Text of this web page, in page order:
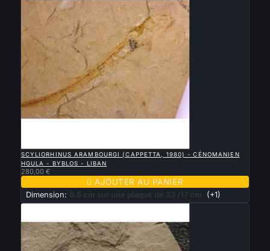
SCYLIORHINUS ARAMBOURGI (CAPPETTA, 1980) - CÉNOMANIEN
HGULA - BYBLOS - LIBAN
280,00 €
 AJOUTER AU PANIER
Dimension: 8.5 cm sur une plaque de 33 /17 cm (+1)